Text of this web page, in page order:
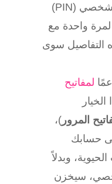
لا تشارك رقم التعريف الشخصي (PIN)
واحدة مع
التفاصيل سوى
لمفاتيح
المرور )،
حسابك
وبدلاً
سيخزن